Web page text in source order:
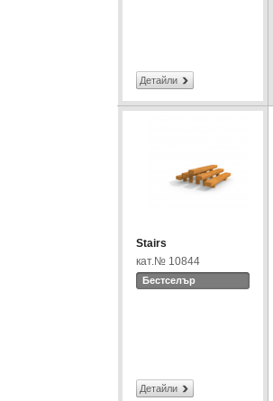
Детайли
Stairs
кат.№ 10844
Бестселър
Детайли